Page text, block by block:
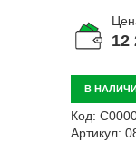
12
В
Код:
Артикул: